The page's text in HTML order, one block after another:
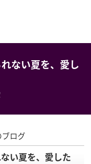
ない夏を、愛し
ログ
い夏を、愛した